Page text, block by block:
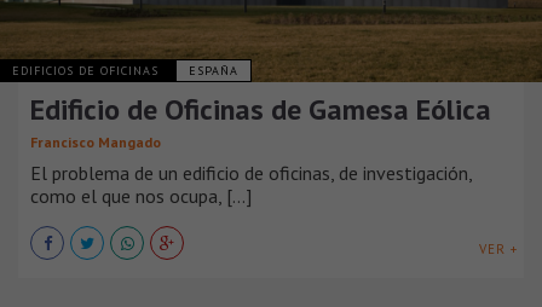
EDIFICIOS DE OFICINAS ESPAÑA
Edificio de Oficinas de Gamesa Eólica
Francisco Mangado
El problema de un edificio de oficinas, de investigación,
como el que nos ocupa, [...]
VER +